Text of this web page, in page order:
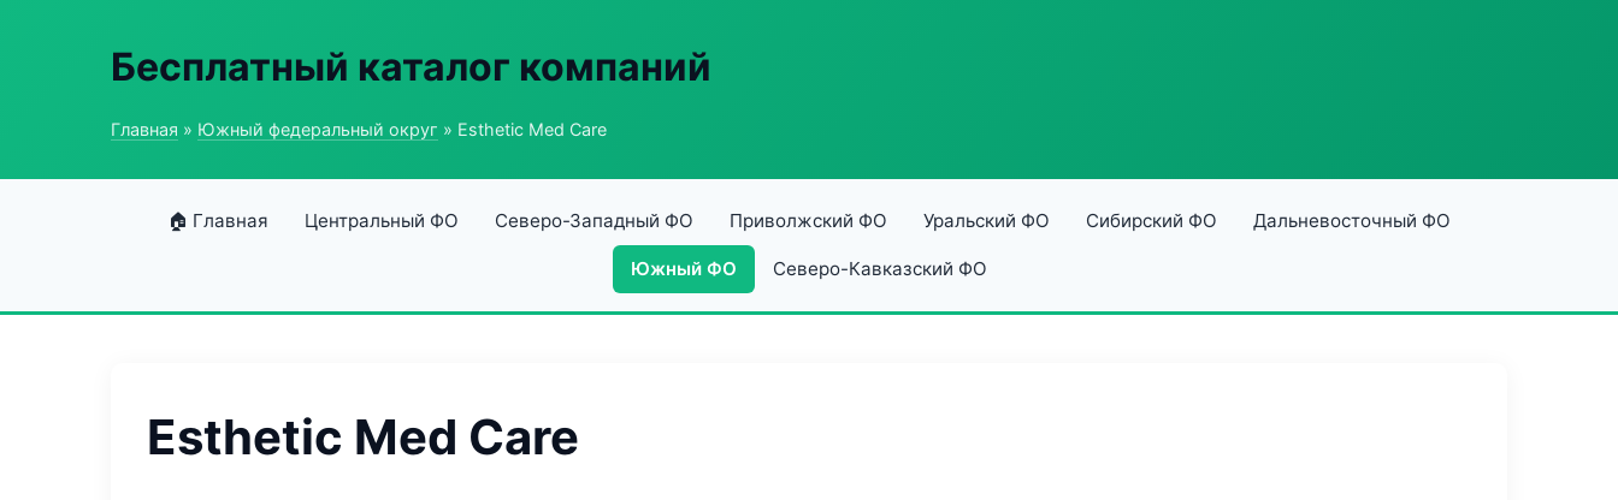
Бесплатный каталог компаний
Главная » Южный федеральный округ » Esthetic Med Care
🏠 Главная Центральный ФО Северо-Западный ФО Приволжский ФО Уральский ФО Сибирский ФО Дальневосточный ФО
Южный ФО Северо-Кавказский ФО
Esthetic Med Care